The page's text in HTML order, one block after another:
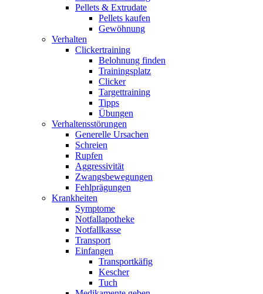
Pellets & Extrudate
Pellets kaufen
Gewöhnung
Verhalten
Clickertraining
Belohnung finden
Trainingsplatz
Clicker
Targettraining
Tipps
Übungen
Verhaltensstörungen
Generelle Ursachen
Schreien
Rupfen
Aggressivität
Zwangsbewegungen
Fehlprägungen
Krankheiten
Symptome
Notfallapotheke
Notfallkasse
Transport
Einfangen
Transportkäfig
Kescher
Tuch